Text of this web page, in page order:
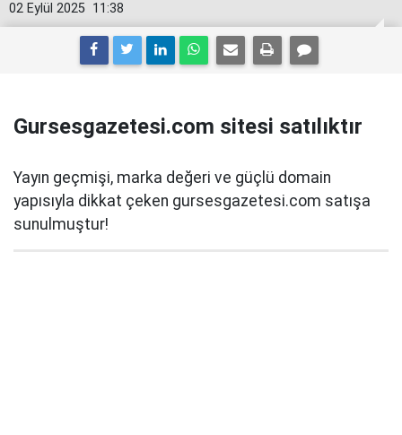
11:38
02 Eylül 2025
Gursesgazetesi.com sitesi satılıktır
Yayın geçmişi, marka değeri ve güçlü domain
yapısıyla dikkat çeken gursesgazetesi.com satışa
sunulmuştur!